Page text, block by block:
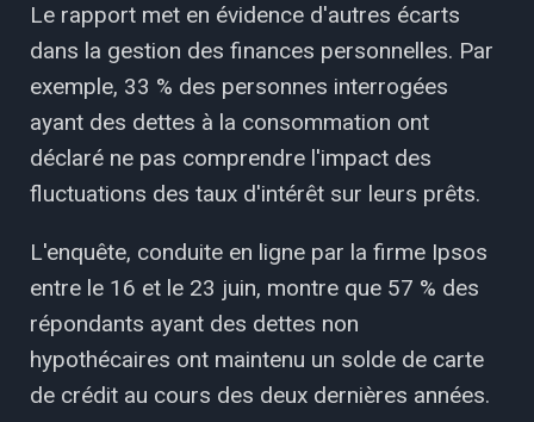
Le rapport met en évidence d'autres écarts
dans la gestion des finances personnelles. Par
exemple, 33 % des personnes interrogées
ayant des dettes à la consommation ont
déclaré ne pas comprendre l'impact des
fluctuations des taux d'intérêt sur leurs prêts.
L'enquête, conduite en ligne par la firme Ipsos
entre le 16 et le 23 juin, montre que 57 % des
répondants ayant des dettes non
hypothécaires ont maintenu un solde de carte
de crédit au cours des deux dernières années.